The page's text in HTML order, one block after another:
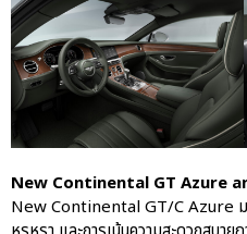
New Continental GT Azure
New Continental GT/C Azure